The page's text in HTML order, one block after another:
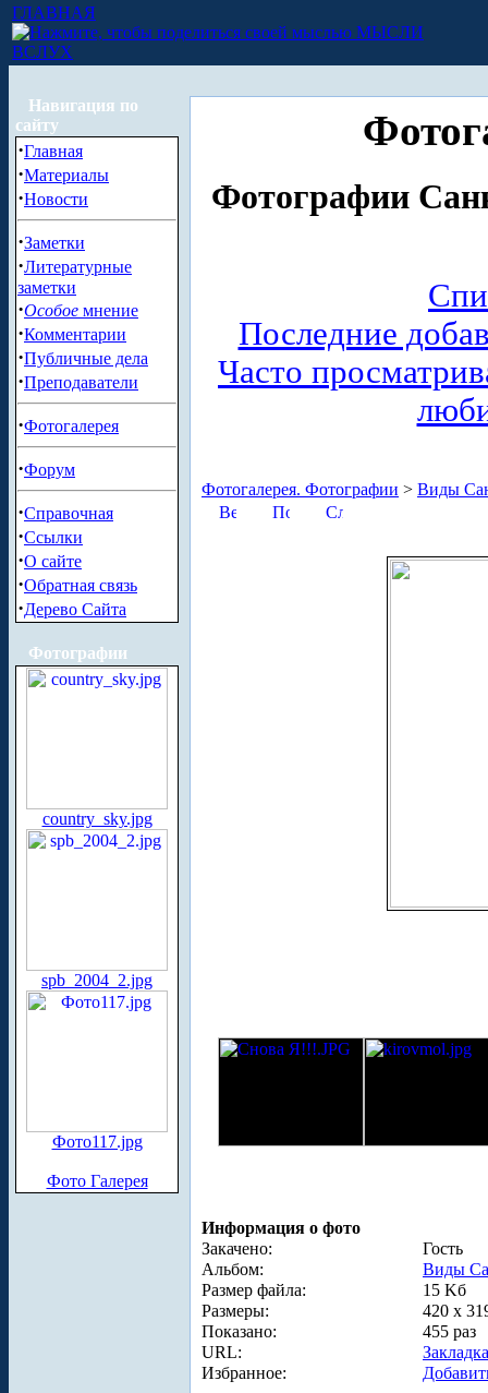
ГЛАВНАЯ
МЫСЛИ
ВСЛУХ
Навигация по
сайту
·Главная
·Материалы
·Новости
·Заметки
·Литературные
заметки
·Особое мнение
·Комментарии
·Публичные дела
·Преподаватели
·Фотогалерея
·Форум
·Справочная
·Ссылки
·О сайте
·Обратная связь
·Дерево Сайта
Фотографии
country_sky.jpg
spb_2004_2.jpg
Фото117.jpg
Фото Галерея
Фотографии
Последние
Часто
Фотогалерея. Фотографии > Виды
Информация о фото
Закачено:
Гость
Альбом:
Виды
Размер файла:
15 Kб
Размеры:
420 x
Показано:
455 раз
URL:
Избранное: